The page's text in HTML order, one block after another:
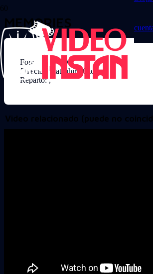
MEMORIES
Formato: DVD
Director: Katsuhiro Otomo
Reparto: ,
Video relacionado (puede no